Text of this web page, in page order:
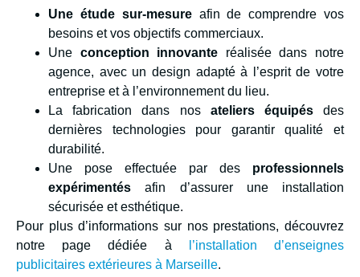
Une étude sur-mesureafin de comprendre vos
besoins et vos objectifs commerciaux.
Une conception innovante réalisée dans notre
agence, avec un design adapté à l’esprit de votre
entreprise et à l’environnement du lieu.
La fabrication dans nos ateliers équipésdes
dernières technologies pour garantir qualité et
durabilité.
Une pose effectuée par des professionnels
expérimentés afin d’assurer une installation
sécurisée et esthétique.
Pour plus d’informations sur nos prestations, découvrez
notre page dédiée à
l’installation d’enseignes
publicitaires extérieures à Marseille.